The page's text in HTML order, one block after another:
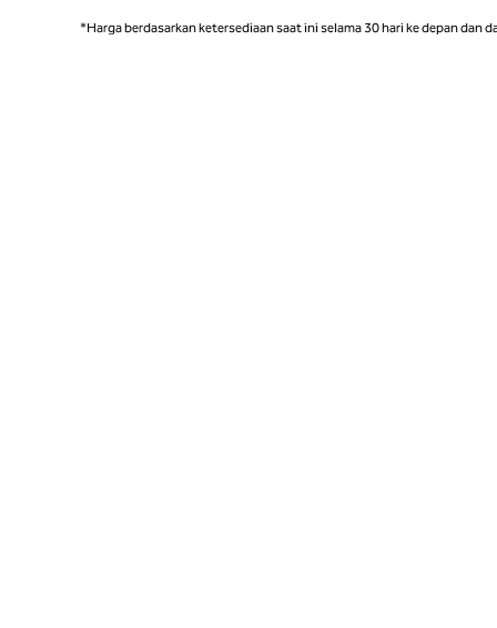
*Harga berdasarkan ketersediaan saat ini selama 30 hari ke depan dan